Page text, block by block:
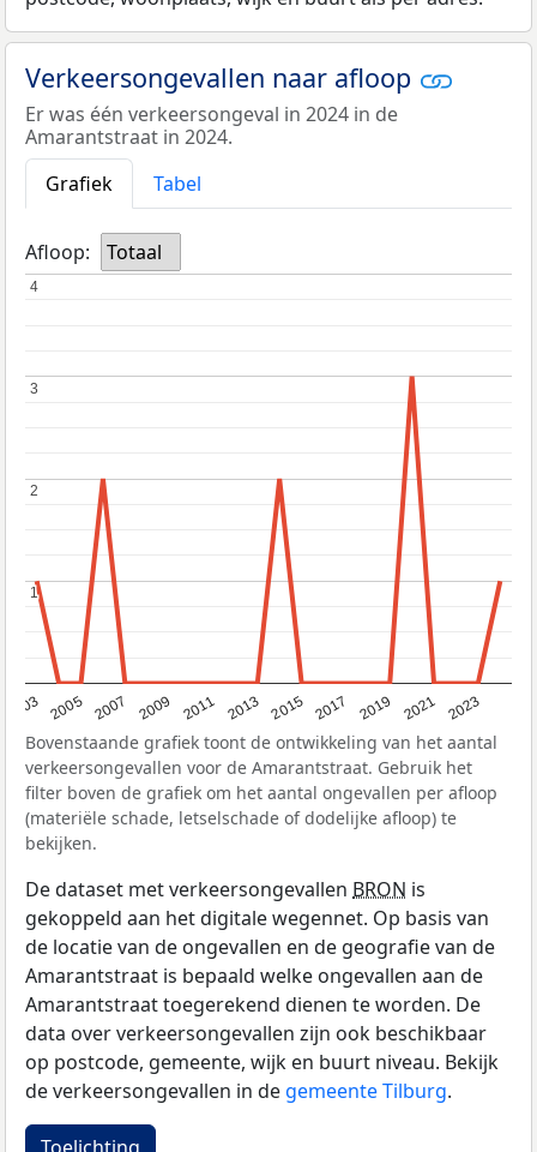
Verkeersongevallen naar afloop
Er was één verkeersongeval in 2024 in de
Amarantstraat in 2024.
Grafiek
Tabel
Afloop: Totaal
2003 2005 2007 2009 2011 2013 2015 2017 2019 2021 2023
1
1
2
2
3
3
4
4
Bovenstaande grafiek toont de ontwikkeling van het aantal
verkeersongevallen voor de Amarantstraat. Gebruik het
filter boven de grafiek om het aantal ongevallen per afloop
(materiële schade, letselschade of dodelijke afloop) te
bekijken.
De dataset met verkeersongevallen BRON is
gekoppeld aan het digitale wegennet. Op basis van
de locatie van de ongevallen en de geografie van de
Amarantstraat is bepaald welke ongevallen aan de
Amarantstraat toegerekend dienen te worden. De
data over verkeersongevallen zijn ook beschikbaar
op postcode, gemeente, wijk en buurt niveau. Bekijk
de verkeersongevallen in de gemeente Tilburg.